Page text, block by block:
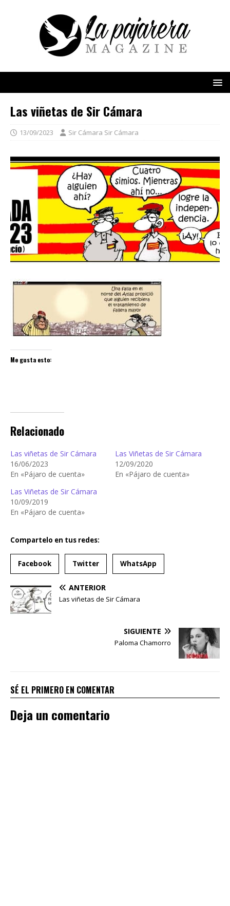
Las viñetas de Sir Cámara
13/09/2023 Sir Cámara Sir Cámara
Me gusta esto:
Relacionado
Las viñetas de Sir Cámara
16/06/2023
En «Pájaro de cuenta»
Las Viñetas de Sir Cámara
12/09/2020
En «Pájaro de cuenta»
Las Viñetas de Sir Cámara
10/09/2019
En «Pájaro de cuenta»
Compartelo en tus redes:
Facebook Twitter WhatsApp
ANTERIOR
Las viñetas de Sir Cámara
SIGUIENTE
Paloma Chamorro
SÉ EL PRIMERO EN COMENTAR
Deja un comentario